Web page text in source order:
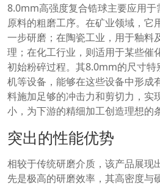
8.0mm高强度复合锆球主要应用于
原料的粗磨工序。在矿业领域，它
一步研磨；在陶瓷工业，用于釉料
理；在化工行业，则适用于某些催
初始粉碎过程。其8.0mm的尺寸特
机等设备，能够在这些设备中形成
料施加足够的冲击力和剪切力，实
小，为下游的精细加工创造理想的
突出的性能优势
相较于传统研磨介质，该产品展现
先是极高的研磨效率，其高密度与